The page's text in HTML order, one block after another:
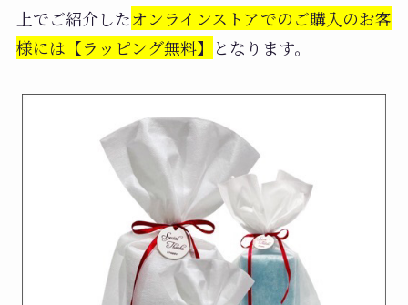
上でご紹介したオンラインストアでのご購入のお客
様には【ラッピング無料】 となります。